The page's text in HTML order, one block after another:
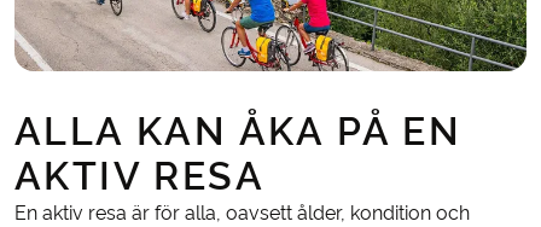
ALLA KAN ÅKA PÅ EN
AKTIV RESA
En aktiv resa är för alla, oavsett ålder, kondition och